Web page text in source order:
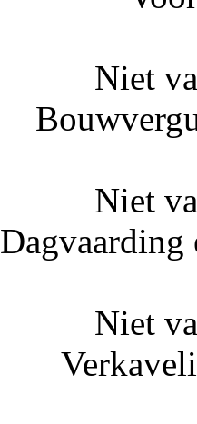
Niet
Niet
Dagvaarding
Niet